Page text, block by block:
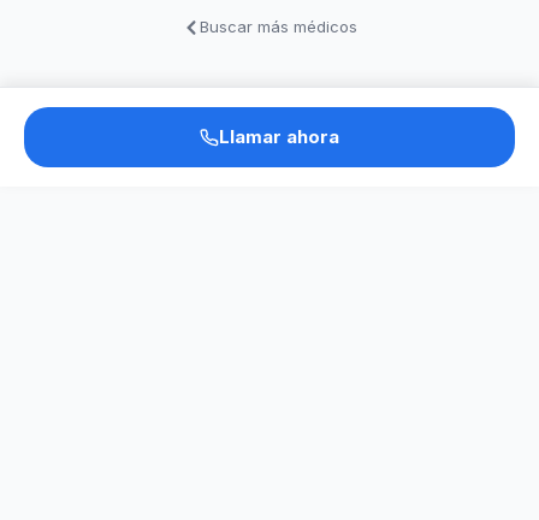
Buscar más médicos
Llamar ahora